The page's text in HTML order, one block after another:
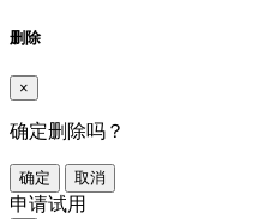
删除
×
确定删除吗？
确定 取消
申请试用